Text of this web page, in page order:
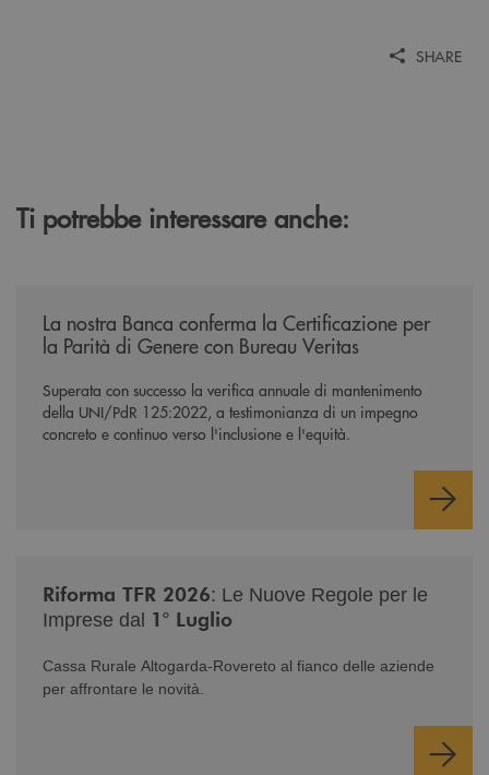
SHARE
Ti potrebbe interessare anche:
La nostra Banca conferma la Certificazione per
la Parità di Genere con Bureau Veritas
Superata con successo la verifica annuale di mantenimento
della UNI/PdR 125:2022, a testimonianza di un impegno
concreto e continuo verso l'inclusione e l'equità.
Riforma TFR 2026: Le Nuove Regole per le
Imprese dal 1° Luglio
Cassa Rurale Altogarda-Rovereto al fianco delle aziende
per affrontare le novità.